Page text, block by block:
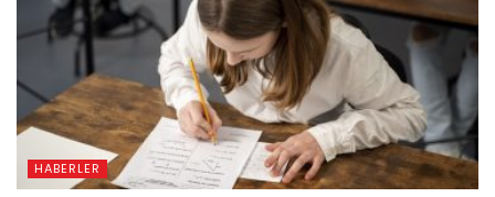
HABERLER